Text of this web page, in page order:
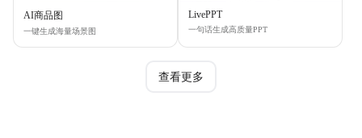
AI商品图
一键生成海量场景图
LivePPT
一句话生成高质量PPT
查看更多